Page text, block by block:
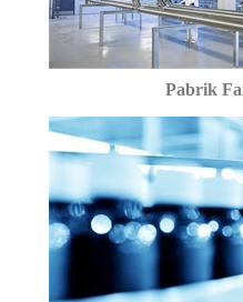
Pabrik